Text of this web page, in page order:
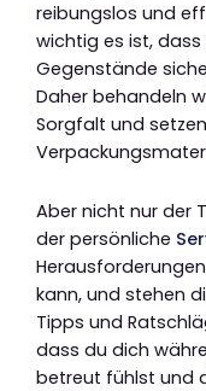
reibungslos und
wichtig es ist, dass
Gegenstände
Daher behandeln
Sorgfalt und
Aber nicht nur der
der persönliche
kann, und stehen
Tipps und
dass du dich
betreut fühlst und